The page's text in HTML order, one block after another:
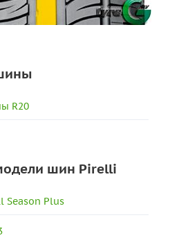
R20
шин Pirelli
Season Plus